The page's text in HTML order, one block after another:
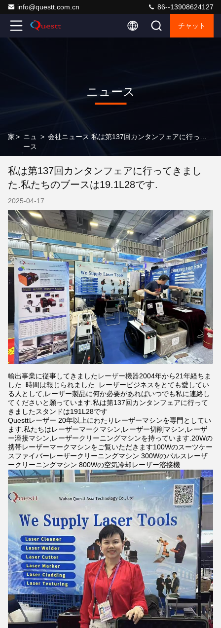
info@questt.com.cn 86--13908624127
チャット
ニュース
家> ニュ
ース
>
私は第137回カンタンフェアに行ってきまし
た.私たちのブースは19.1L28です.
2025-04-17
輸出事業に従事してきましたレーザー機器2004年から21年経ちま
した. 時間は報じられました. レーザービジネスをとても愛してい
る人として,レーザー製品に何か必要があればいつでも私に連絡し
てくださいと願っています.私は第137回カンタンフェアに行って
きましたスタンドは191L28です
Questtレーザー 20年以上にわたりレーザーマシンを専門としてい
ます.私たちはレーザーマークマシン,レーザー切削マシン,レーザ
ー溶接マシン,レーザークリーニングマシンを持っています.20Wの
携帯レーザーマークマシンをご覧いただきます100Wのスーツケー
スファイバーレーザークリーニングマシン 300Wのパルスレーザ
ークリーニングマシン 800Wの空気冷却レーザー溶接機